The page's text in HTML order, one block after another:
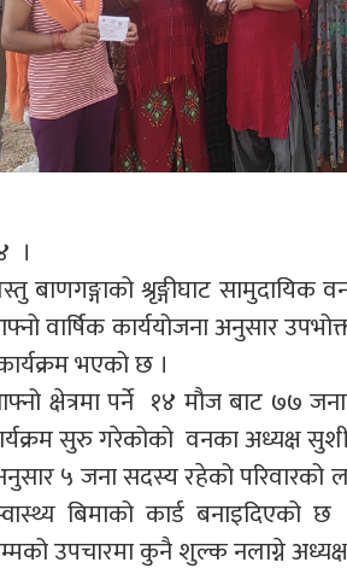
।
बाणगङ्गाको श्रृङ्गीघाट
वार्षिक कार्ययोजना अनुसार
भएको छ ।
क्षेत्रमा पर्ने १४ मौज बाट ७७
सुरु गरेकोको वनका अध्यक्ष
५ जना सदस्य रहेको परिवारको
बिमाको कार्ड बनाइदिएको
उपचारमा कुनै शुल्क नलाग्ने